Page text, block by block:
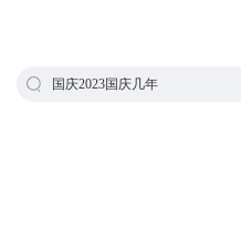
国庆2023国庆几年